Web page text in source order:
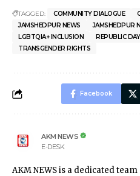
TAGGED: COMMUNITY DIALOGUE
JAMSHEDPUR NEWS
JAMSHEDPUR
LGBTQIA+ INCLUSION
REPUBLIC
TRANSGENDER RIGHTS
Facebook
AKM NEWS
E-DESK
AKM NEWS is a dedicated